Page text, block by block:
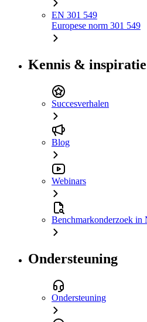
EN 301 549
Europese norm 301 549
Kennis & inspiratie
Succesverhalen
Blog
Webinars
Benchmarkonderzoek in
Ondersteuning
Ondersteuning